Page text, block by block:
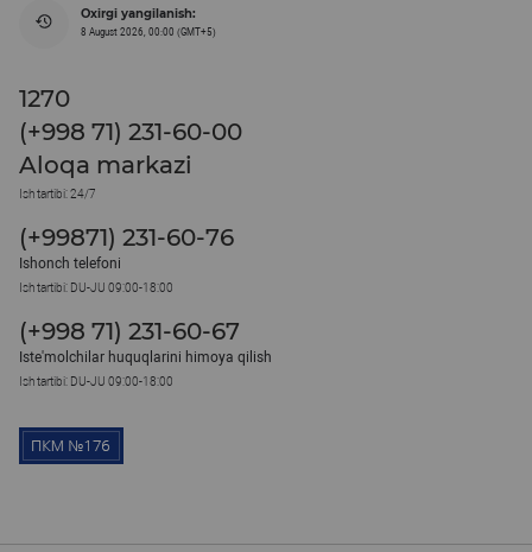
Oxirgi yangilanish:
8 August 2026, 00:00 (GMT+5)
1270
(+998 71) 231-60-00
Aloqa markazi
Ish tartibi: 24/7
(+99871) 231-60-76
Ishonch telefoni
Ish tartibi: DU-JU 09:00-18:00
(+998 71) 231-60-67
Iste'molchilar huquqlarini himoya qilish
Ish tartibi: DU-JU 09:00-18:00